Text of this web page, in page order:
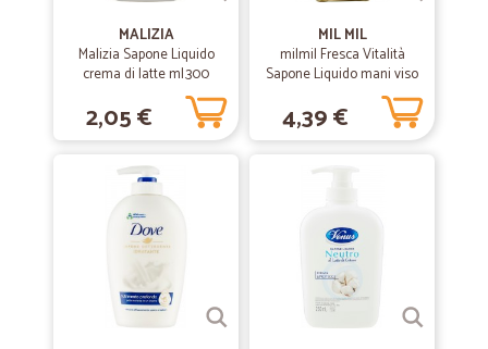
MALIZIA
Malizia Sapone Liquido
crema di latte ml.300
2,05 €
MIL MIL
milmil Fresca Vitalità
Sapone Liquido mani viso
corpo Argan & Miele
Ricarca 2000 ml.
4,39 €